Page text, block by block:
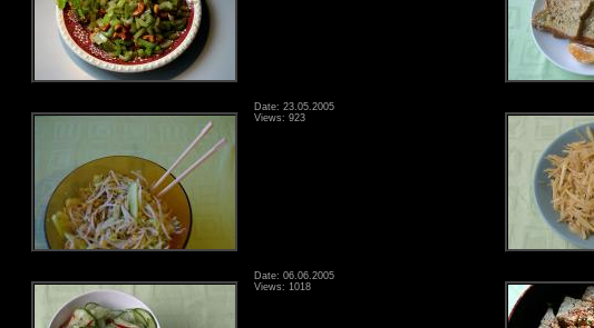
Date: 23.05.2005
Views: 923
Date: 06.06.2005
Views: 1018